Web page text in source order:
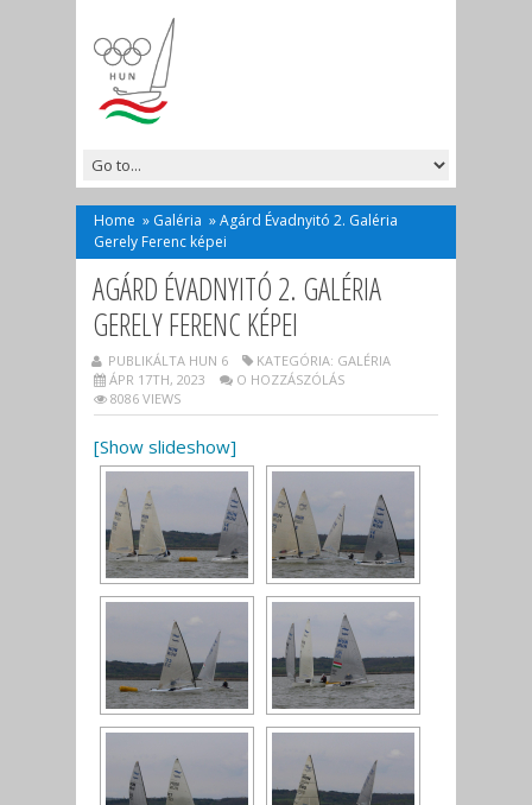
Home » Galéria »Agárd Évadnyitó 2. Galéria
Gerely Ferenc képei
AGÁRD ÉVADNYITÓ 2. GALÉRIA
GERELY FERENC KÉPEI
PUBLIKÁLTA HUN 6 KATEGÓRIA: GALÉRIA
ÁPR 17TH, 2023
O HOZZÁSZÓLÁS
8086 VIEWS
[Show slideshow]